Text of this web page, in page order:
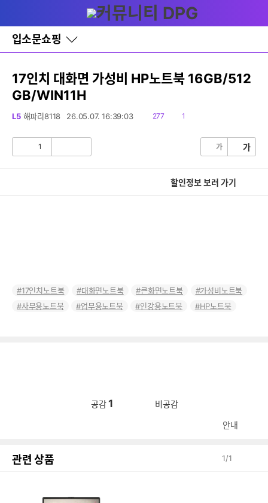
와
홈
입소문쇼핑
바
로
기
레
이
창
글
17인치 대화면 가성비 HP노트북 16GB/512
GB/WIN11H
L5 해파리8118 26.05.07. 16:39:03
읽
277
댓1
1 가 가
할인정보 보러 가기
17인치노트북 대화면노트북 큰화면노트북
가성비노트북
사무용노트북
업무용노트북 인강용노트북 HP노트북
공감 1 비공감
안내
관련 상품 1/1